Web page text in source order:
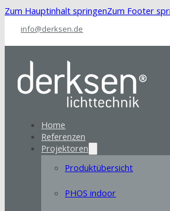
Zum Hauptinhalt springenZum Footer
info@derksen.de
Home
Referenzen
Projektoren
Produktübersicht
PHOS indoor